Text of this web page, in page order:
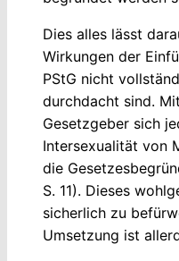
Dies alles lässt
Wirkungen der
PStG nicht
durchdacht sind.
Gesetzgeber sich
Intersexualität von
die
S. 11). Dieses
sicherlich zu
Umsetzung ist